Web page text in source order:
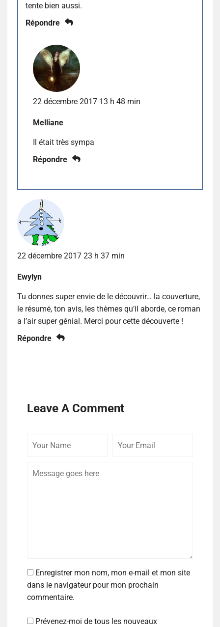
tente bien aussi.
Répondre
22 décembre 2017 13 h 48 min
Melliane
Il était très sympa
Répondre
22 décembre 2017 23 h 37 min
Ewylyn
Tu donnes super envie de le découvrir… la couverture,
le résumé, ton avis, les thèmes qu’il aborde, ce roman
a l’air super génial. Merci pour cette découverte !
Répondre
Leave A Comment
Enregistrer mon nom, mon e-mail et mon site
dans le navigateur pour mon prochain
commentaire.
Prévenez-moi de tous les nouveaux